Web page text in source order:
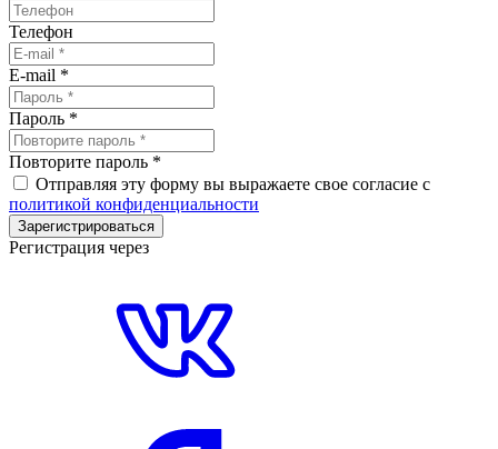
Телефон
E-mail *
Пароль *
Повторите пароль *
Отправляя эту форму вы выражаете свое согласие с
политикой конфиденциальности
Зарегистрироваться
Регистрация через